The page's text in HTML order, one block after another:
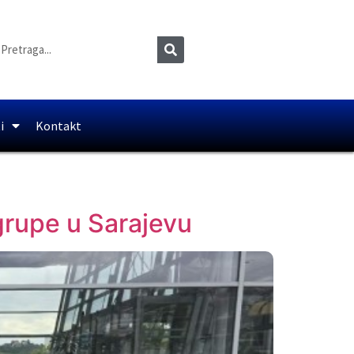
Kontakt
u Sarajevu